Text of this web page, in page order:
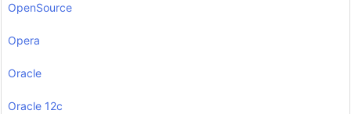
OpenSource
Opera
Oracle
Oracle 12c